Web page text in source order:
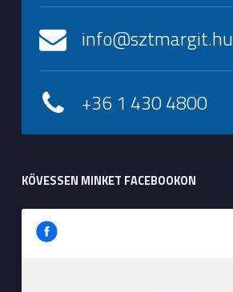
info@sztmargit.hu
+36 1 430 4800
KÖVESSEN MINKET FACEBOOKON